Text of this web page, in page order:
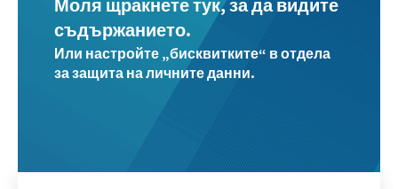
Моля щракнете тук, за да видите
съдържанието.
Или настройте „бисквитките“ в отдела
за защита на личните данни.